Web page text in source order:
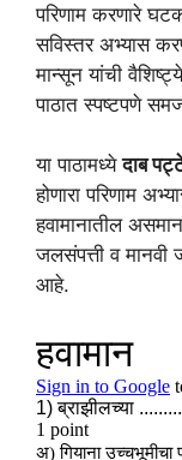
परिणाम करणारे
सविस्तर अभ्यास
मान्सून यांची
पाठात स्पष्टपणे
या पाठामध्येदाब
होणारा परिणाम
हवामानातील
जलसंपत्ती व मानवी
आहे.